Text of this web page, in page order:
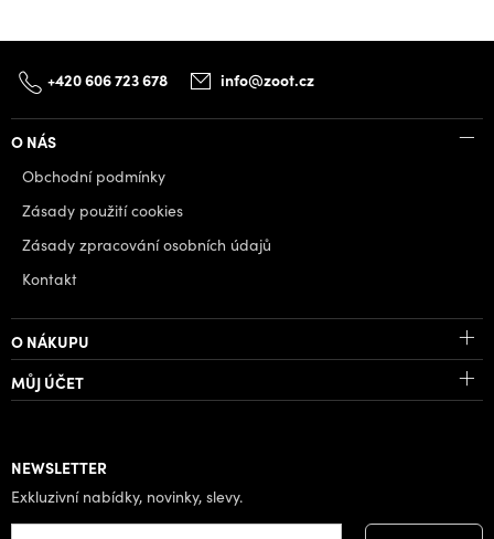
+420 606 723 678 info@zoot.cz
O NÁS
Obchodní podmínky
Zásady použití cookies
Zásady zpracování osobních údajů
Kontakt
O NÁKUPU
MŮJ ÚČET
NEWSLETTER
Exkluzivní nabídky, novinky, slevy.